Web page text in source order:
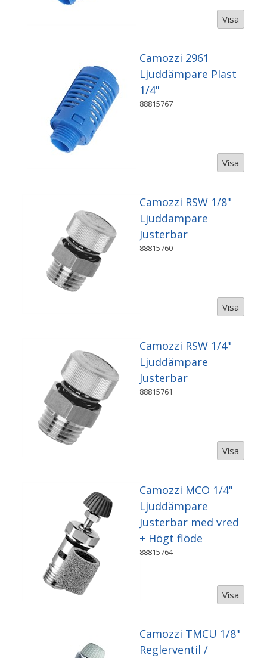
Visa
Camozzi 2961
Ljuddämpare Plast
1/4"
88815767
Visa
Camozzi RSW 1/8"
Ljuddämpare
Justerbar
88815760
Visa
Camozzi RSW 1/4"
Ljuddämpare
Justerbar
88815761
Visa
Camozzi MCO 1/4"
Ljuddämpare
Justerbar med vred
+ Högt flöde
88815764
Visa
Camozzi TMCU 1/8"
Reglerventil /